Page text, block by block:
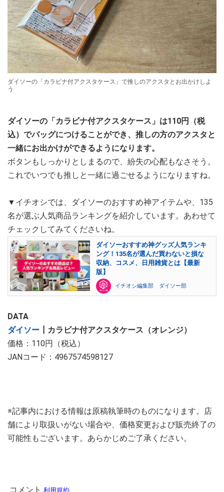
ダイソーの「カラビナ付アクスタケース」で推しのアクスタとお出かけしよ
う
ダイソーの「カラビナ付アクスタケース」は110円（税
込）でバッグにつけることができ、推しの方のアクスタと
一緒にお出かけができるようになります。
ボタンもしっかりとしまるので、紛失の心配もなさそう。
これでいつでも推しと一緒に過ごせるようになりますね。
▼イチオシでは、ダイソーのおすすめ神アイテムや、135
名が選ぶ人気商品ランキングを紹介しています。あわせて
チェックしてみてくださいね。
ダイソーおすすめ神グッズ人気ランキ
ング！135名が選んだ買わないと損な
収納、コスメ、日用雑貨とは【最新
版】
イチオシ編集部 ダイソー部
DATA
ダイソー ┃カラビナ付アクスタケース（オレンジ）
価格：110円（税込）
JANコード：4967574598127
※記事内における情報は原稿執筆時のものになります。店
舗により取扱いがない場合や、価格変更および販売終了の
可能性もございます。あらかじめご了承ください。